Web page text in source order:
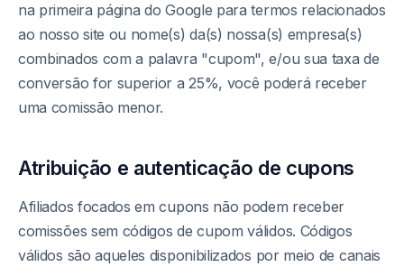
na primeira página do Google para termos relacionados
ao nosso site ou nome(s) da(s) nossa(s) empresa(s)
combinados com a palavra "cupom", e/ou sua taxa de
conversão for superior a 25%, você poderá receber
uma comissão menor.
Atribuição e autenticação de cupons
Afiliados focados em cupons não podem receber
comissões sem códigos de cupom válidos. Códigos
válidos são aqueles disponibilizados por meio de canais